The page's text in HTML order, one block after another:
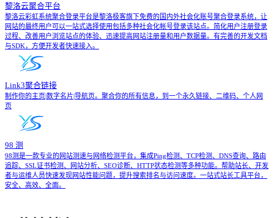
黎洛云聚合平台
黎洛云彩虹系统聚合登录平台是黎洛极客旗下免费的国内外社会化账号聚合登录系统，让
网站的最终用户可以一站式选择使用包括多种社会化帐号登录该站点。简化用户注册登录
过程、改善用户浏览站点的体验、迅速提高网站注册量和用户数据量。有完善的开发文档
与SDK，方便开发者快速接入。
Link3聚合链接
制作你的主页|数字名片|导航页。聚合你的所有信息，到一个永久链接、二维码、个人网
页
98 测
98测是一款专业的网站测速与网络检测平台，集成Ping检测、TCP检测、DNS查询、路由
追踪、SSL证书检测、网站分析、SEO诊断、HTTP状态检测等多种功能。帮助站长、开发
者与运维人员快速发现网站性能问题，提升搜索排名与访问速度。一站式站长工具平台，
安全、高效、全面。